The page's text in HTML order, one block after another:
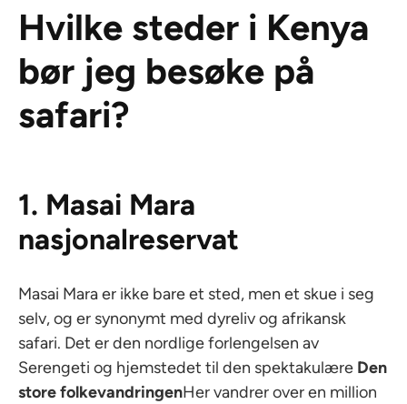
Hvilke steder i Kenya
bør jeg besøke på
safari?
1. Masai Mara
nasjonalreservat
Masai Mara er ikke bare et sted, men et skue i seg
selv, og er synonymt med dyreliv og afrikansk
safari. Det er den nordlige forlengelsen av
Serengeti og hjemstedet til den spektakulære Den
store folkevandringenHer vandrer over en million